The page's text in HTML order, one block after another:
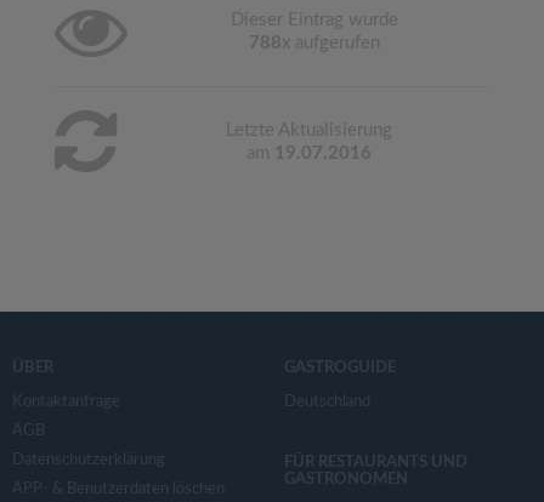
Dieser Eintrag wurde
788x aufgerufen
Letzte Aktualisierung
am 19.07.2016
ÜBER
Kontaktanfrage
AGB
Datenschutzerklärung
APP- & Benutzerdaten löschen
GASTROGUIDE
Deutschland
FÜR RESTAURANTS UND
GASTRONOMEN